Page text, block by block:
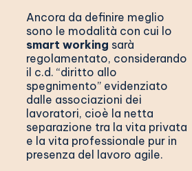
Ancora da definire meglio
sono le modalità con cui lo
smart working sarà
regolamentato, considerando
il c.d. “diritto allo
spegnimento” evidenziato
dalle associazioni dei
lavoratori, cioè la netta
separazione tra la vita privata
e la vita professionale pur in
presenza del lavoro agile.